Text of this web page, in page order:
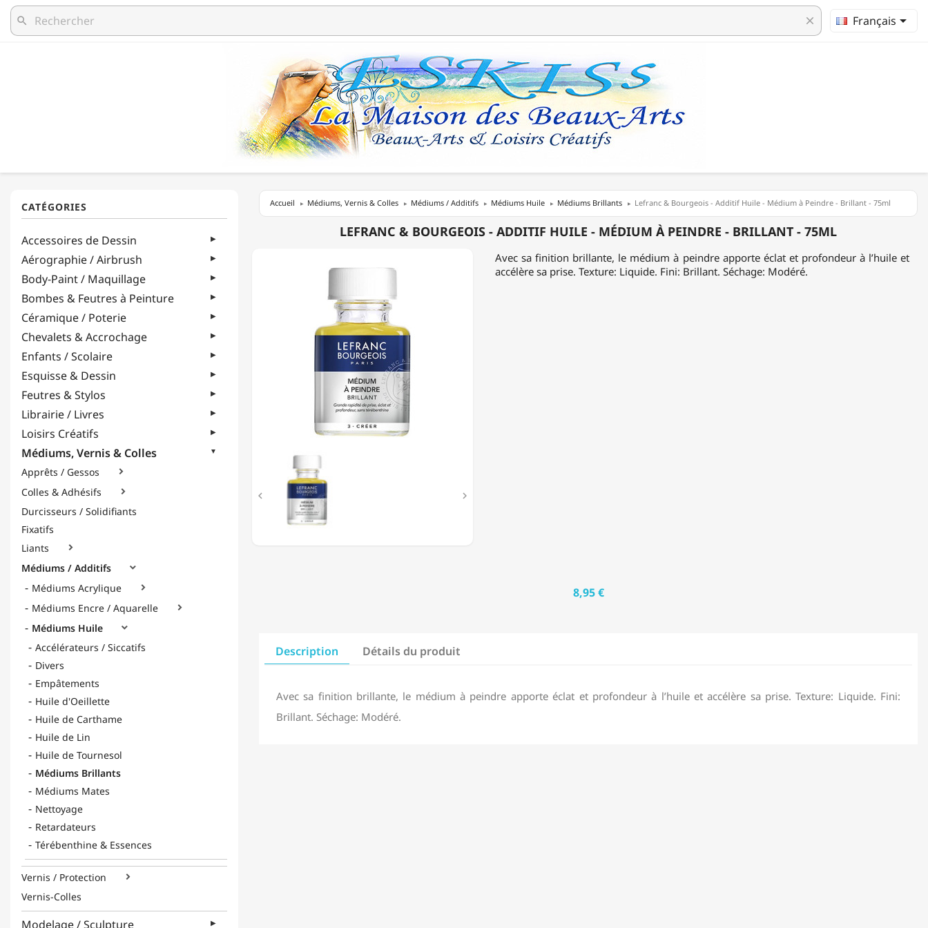
search clear Français
Accessoires de Dessin
Aérographie / Airbrush
Body-Paint / Maquillage
Bombes & Feutres à Peinture
Céramique / Poterie
Chevalets & Accrochage
Enfants / Scolaire
Esquisse & Dessin
Feutres & Stylos
Librairie / Livres
Loisirs Créatifs
Médiums, Vernis & Colles
Apprêts / Gessos 
Colles & Adhésifs 
Durcisseurs / Solidifiants
Fixatifs
Liants

Médiums / Additifs 
Médiums Acrylique 
Médiums Encre / Aquarelle 
Médiums Huile 
Accélérateurs / Siccatifs
Divers
Empâtements
Huile d'Oeillette
Huile de Carthame
Huile de Lin
Huile de Tournesol
Médiums Brillants
Médiums Mates
Nettoyage
Retardateurs
Térébenthine & Essences
Vernis / Protection 
Vernis-Colles
Modelage / Sculpture
Accueil Médiums, Vernis & Colles Médiums / Additifs Médiums Huile Médiums Brillants Lefranc & Bourgeois - Additif Huile - Médium à Peindre - Brillant - 75ml
PEINDRE
BRILLANT
LEFRANC & BOURGEOIS - ADDITIF HUILE - MÉDIUM À PEINDRE - BRILLANT - 75ML
 
Avec sa finition brillante, le médium à peindre apporte éclat et profondeur à l’huile et
accélère sa prise. Texture: Liquide. Fini: Brillant. Séchage: Modéré.
8,95 €
Description Détails du produit
Avec sa finition brillante, le médium à peindre apporte éclat et profondeur à l’huile et accélère sa prise. Texture: Liquide. Fini:
Brillant. Séchage: Modéré.